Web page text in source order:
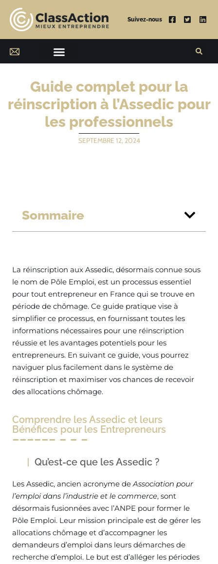
Suivez-nous
Guide complet pour la
réinscription à l’Assedic pour
les professionnels
SEPTEMBRE 12, 2024
Sommaire
La réinscription aux Assedic, désormais connue sous
le nom de Pôle Emploi, est un processus essentiel
pour tout entrepreneur en France qui se trouve en
période de chômage. Ce guide pratique vise à
simplifier ce processus, en fournissant toutes les
informations nécessaires pour une réinscription
réussie et les avantages potentiels pour les
entrepreneurs. En suivant ce guide, vous pourrez
naviguer plus facilement dans le système de
réinscription et maximiser vos chances de recevoir
des allocations chômage.
Comprendre les Assedic et leurs
Bénéfices pour les Entrepreneurs
Qu’est-ce que les Assedic ?
Les Assedic, ancien acronyme deAssociation pour
l’emploi dans l’industrie et le commerce, sont
désormais fusionnées avec l’ANPE pour former le
Pôle Emploi. Leur mission principale est de gérer les
allocations chômage et d’accompagner les
demandeurs d’emploi dans leurs démarches de
recherche d’emploi. Le but est d’alléger les périodes